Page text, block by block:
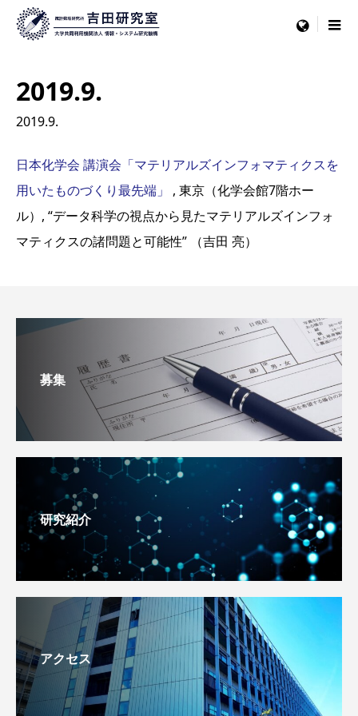
menu
2019.9.
2019.9.
日本化学会 講演会「マテリアルズインフォマティクスを
用いたものづくり最先端」
, 東京（化学会館7階ホー
ル）, “データ科学の視点から見たマテリアルズインフォ
マティクスの諸問題と可能性” （吉田 亮）
募集
研究紹介
アクセス